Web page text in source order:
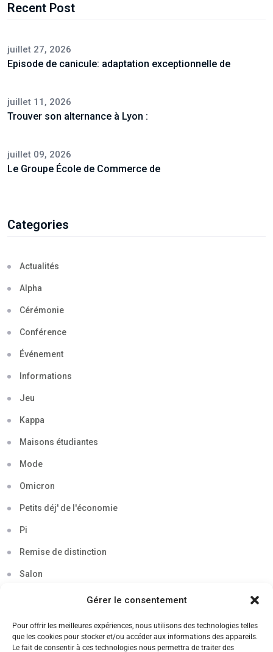
Gérer le consentement
Pour offrir les meilleures expériences, nous utilisons des technologies telles
que les cookies pour stocker et/ou accéder aux informations des appareils.
Le fait de consentir à ces technologies nous permettra de traiter des
Recent Post
juillet 27, 2026
Episode de canicule: adaptation exceptionnelle de
juillet 11, 2026
Trouver son alternance à Lyon :
juillet 09, 2026
Le Groupe École de Commerce de
Categories
Actualités
Alpha
Cérémonie
Conférence
Événement
Informations
Jeu
Kappa
Maisons étudiantes
Mode
Omicron
Petits déj' de l'économie
Pi
Remise de distinction
Salon
Soirée